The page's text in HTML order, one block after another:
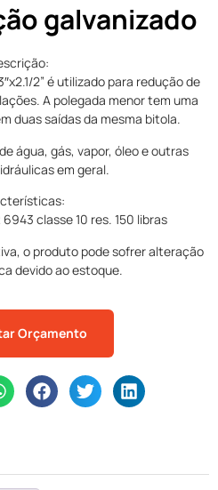
galvanizado
2” é utilizado para redução de
A polegada menor tem uma
duas saídas da mesma bitola.
água, gás, vapor, óleo e outras
em geral.
6943 classe 10 res. 150 libras
o produto pode sofrer alteração
devido ao estoque.
Orçamento